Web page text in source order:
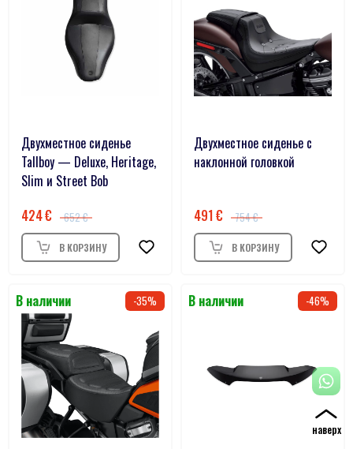
Двухместное сиденье
Tallboy — Deluxe, Heritage,
Slim и Street Bob
424
652
Двухместное сиденье с
наклонной головкой
491 754
35 46